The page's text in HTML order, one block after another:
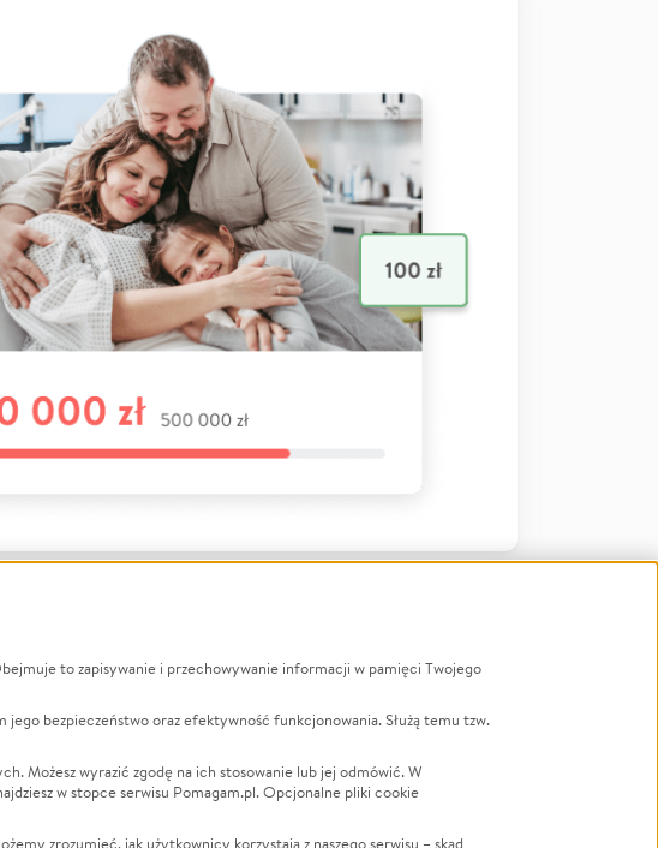
Zbieraj na
Leczenie
Zwierzęta
Pożar
LGBTQ+
Powódź
Wichura
to zapisywanie i przechowywanie informacji w pamięci Twojego
bezpieczeństwo oraz efektywność funkcjonowania. Służą temu tzw.
Możesz wyrazić zgodę na ich stosowanie lub jej odmówić. W
w stopce serwisu Pomagam.pl. Opcjonalne pliki cookie